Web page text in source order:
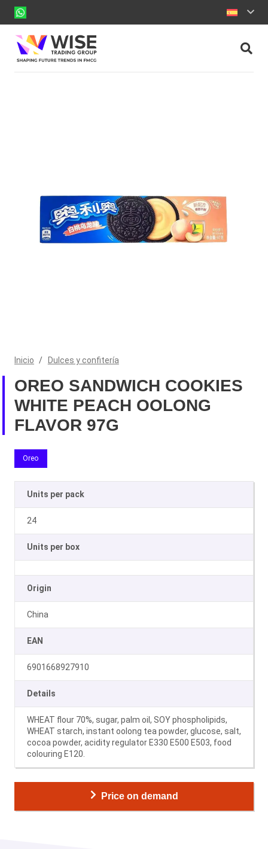
Inicio / Dulces y confitería
OREO SANDWICH COOKIES
WHITE PEACH OOLONG
FLAVOR 97G
Oreo
Units per pack
24
Units per box
Origin
China
EAN
6901668927910
Details
WHEAT flour 70%, sugar, palm oil, SOY phospholipids,
WHEAT starch, instant oolong tea powder, glucose, salt,
cocoa powder, acidity regulator E330 E500 E503, food
colouring E120.
Price on demand